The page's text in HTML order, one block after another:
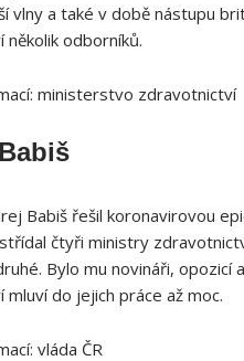
vlny a také v době nástupu
odborníků.
ministerstvo zdravotnictví
Babiš řešil koronavirovou
čtyři ministry
Bylo mu novináři,
do jejich práce až moc.
vláda ČR